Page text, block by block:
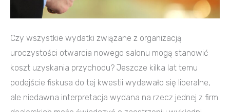
Czy wszystkie wydatki związane z organizacją
uroczystości otwarcia nowego salonu mogą stanowić
koszt uzyskania przychodu? Jeszcze kilka lat temu
podejście fiskusa do tej kwestii wydawało się liberalne,
ale niedawna interpretacja wydana na rzecz jednej z firm